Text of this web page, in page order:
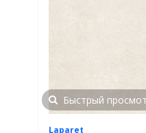
Быстрый
Laparet